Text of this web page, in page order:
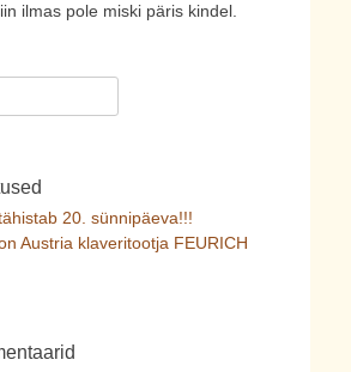
ilmas pole miski päris kindel.
20. sünnipäeva!!!
Austria klaveritootja FEURICH